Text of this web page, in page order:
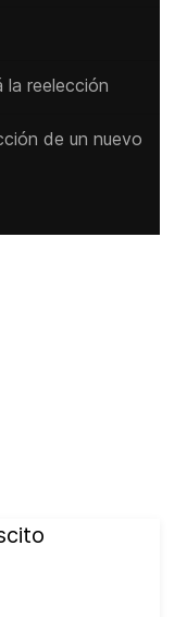
la reelección
de un nuevo